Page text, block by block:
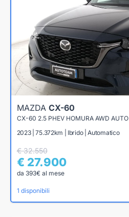
MAZDA CX-60
CX-60 2.5 PHEV HOMURA AWD AUTO
2023 | 75.372km | Ibrido | Automatico
€ 32.550
€ 27.900
da 393€ al mese
1 disponibili